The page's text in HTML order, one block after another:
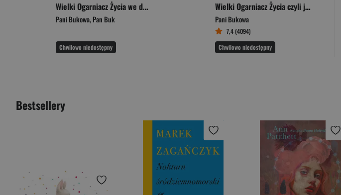
Wielki Ogarniacz Życia we dwoje, czyli jak być razem i się nie pozabijać
Pani Bukowa,Pan Buk
Chwilowo niedostępny
Wielki Ogarniacz Życia czyli jak być szczęśliwym nie robiąc niczego
Pani Bukowa
7,4 (4094)
Chwilowo niedostępny
Bestsellery